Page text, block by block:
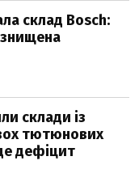
склад Bosch:
знищена
склади із
тютюнових
дефіцит